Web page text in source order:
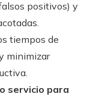
positivos) y
tiempos de
minimizar
servicio para